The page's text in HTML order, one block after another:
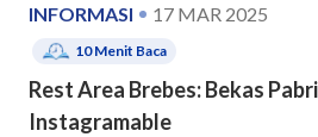
INFORMASI 17 MAR 2025
10Menit Baca
Rest Area Brebes: Bekas
Instagramable